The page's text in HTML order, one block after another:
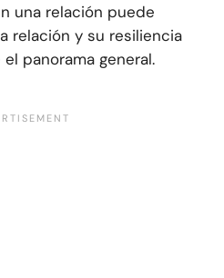
una relación puede
relación y su resiliencia
panorama general.